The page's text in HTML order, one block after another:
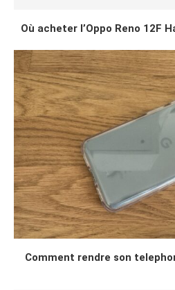
Où acheter l’Oppo Reno 12F
Comment rendre son